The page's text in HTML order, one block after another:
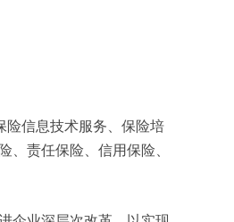
险信息技术服务、保险培
责任保险、信用保险、